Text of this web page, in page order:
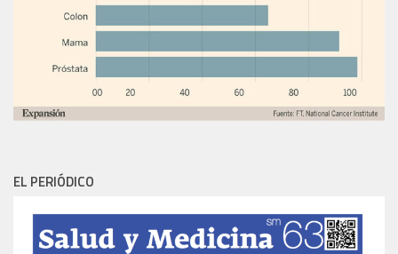
EL PERIÓDICO